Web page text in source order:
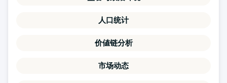
人口统计
价値链分析
市场动态